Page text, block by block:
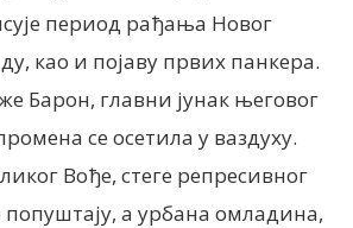
период рађања Новог
као и појаву првих панкера.
Барон, главни јунак његовог
се осетила у ваздуху.
Вође, стеге репресивног
а урбана омладина,